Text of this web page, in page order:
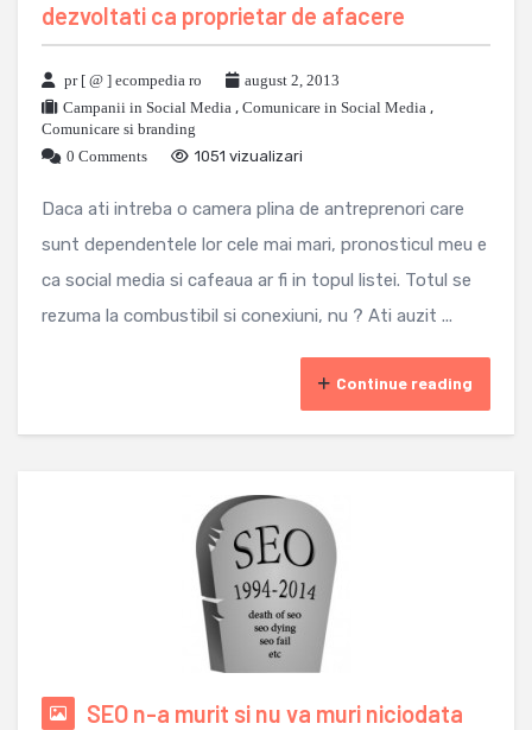
dezvoltati ca proprietar de afacere
pr [ @ ] ecompedia ro
august 2, 2013
Campanii in Social Media , Comunicare in Social Media ,
Comunicare si branding
0 Comments
1051 vizualizari
Daca ati intreba o camera plina de antreprenori care
sunt dependentele lor cele mai mari, pronosticul meu e
ca social media si cafeaua ar fi in topul listei. Totul se
rezuma la combustibil si conexiuni, nu ? Ati auzit ...
Continue reading
SEO n-a murit si nu va muri niciodata